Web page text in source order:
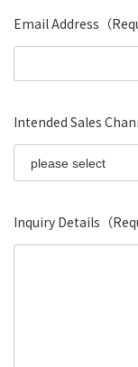
Email Address（
Intended Sales
Inquiry Details（